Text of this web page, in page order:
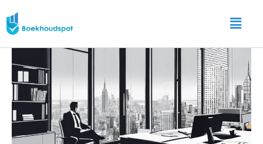
naar
de
Main
Menu